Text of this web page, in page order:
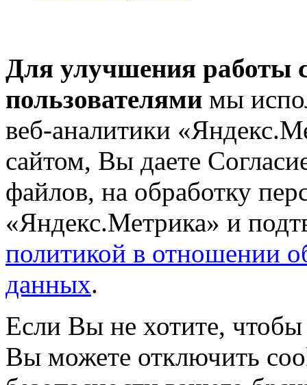
Для улучшения работы
пользователями мы
веб-аналитики
сайтом, Вы даете
файлов, на обработку
«Яндекс.Метрика» и
политикой в отношении
данных.
Если Вы не хотите,
Вы можете отключить